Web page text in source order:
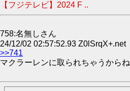
【フジテレビ】2024 F ..
758:名無しさん
24/12/02 02:57:52.93 Z0lSrqX+.net
>>741
マクラーレンに取られちゃうからね